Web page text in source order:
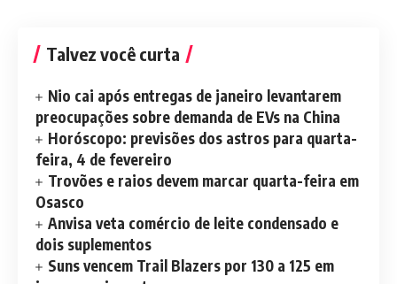
Talvez você curta
Nio cai após entregas de janeiro levantarem
preocupações sobre demanda de EVs na China
Horóscopo: previsões dos astros para quarta-
feira, 4 de fevereiro
Trovões e raios devem marcar quarta-feira em
Osasco
Anvisa veta comércio de leite condensado e
dois suplementos
Suns vencem Trail Blazers por 130 a 125 em